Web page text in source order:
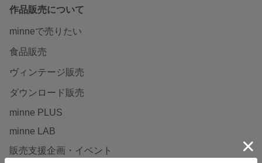
作品販売について
minneで売りたい
食品販売
ヴィンテージ販売
ダウンロード販売
minne PLUS
minne LAB
販売支援企画・イベント